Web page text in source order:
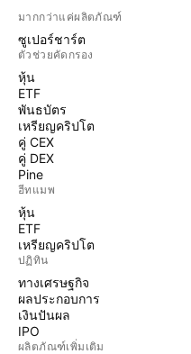
มากกว่าแค่ผลิตภัณฑ์
ซูเปอร์ชาร์ต
ตัวช่วยคัดกรอง
หุ้น
ETF
พันธบัตร
เหรียญคริปโต
คู่ CEX
คู่ DEX
Pine
ฮีทแมพ
หุ้น
ETF
เหรียญคริปโต
ปฏิทิน
ทางเศรษฐกิจ
ผลประกอบการ
เงินปันผล
IPO
ผลิตภัณฑ์เพิ่มเติม